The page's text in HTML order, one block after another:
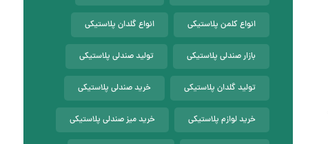
انواع کلمن پلاستیکی انواع گلدان پلاستیکی
بازار صندلی پلاستیکی تولید صندلی پلاستیکی
تولید گلدان پلاستیکی خرید صندلی پلاستیکی
خرید لوازم پلاستیکی خرید میز صندلی پلاستیکی